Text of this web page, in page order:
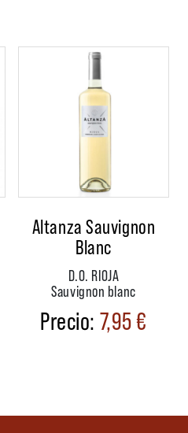
Altanza Sauvignon
Blanc
D.O. RIOJA
Sauvignon blanc
7,95€